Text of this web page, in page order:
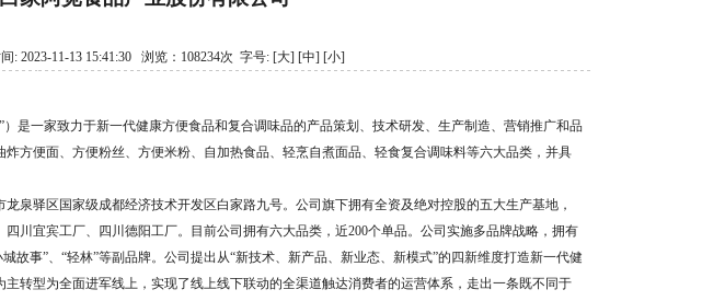
: 2023-11-13 15:41:30 浏览：108234次 字号: [大] [中] [小]
是一家致力于新一代健康方便食品和复合调味品的产品策划、技术研发、生产制造、营销推广和品
方便面、方便粉丝、方便米粉、自加热食品、轻烹自煮面品、轻食复合调味料等六大品类，并具
泉驿区国家级成都经济技术开发区白家路九号。公司旗下拥有全资及绝对控股的五大生产基地，
川宜宾工厂、四川德阳工厂。目前公司拥有六大品类，近200个单品。公司实施多品牌战略，拥有
故事”、“轻林”等副品牌。公司提出从“新技术、新产品、新业态、新模式”的四新维度打造新一代健
转型为全面进军线上，实现了线上线下联动的全渠道触达消费者的运营体系，走出一条既不同于